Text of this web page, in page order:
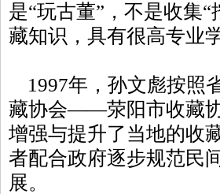
是“玩古董”，不是收集
藏知识，具有很高专业
1997年，孙文彪按照
藏协会——荥阳市收藏
增强与提升了当地的收
者配合政府逐步规范民
展。